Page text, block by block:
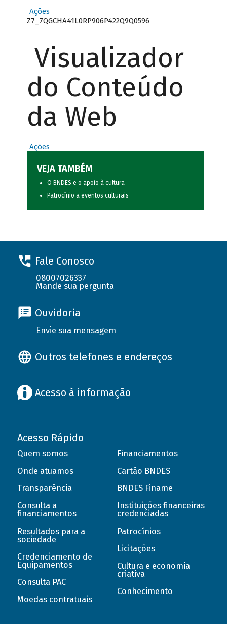
Ações
Z7_7QGCHA41L0RP906P422Q9Q0596
Visualizador
do Conteúdo
da Web
Ações
VEJA TAMBÉM
O BNDES e o apoio à cultura
Patrocínio a eventos culturais
Fale Conosco
08007026337
Mande sua pergunta
Ouvidoria
Envie sua mensagem
Outros telefones e endereços
Acesso à informação
Acesso Rápido
Quem somos
Onde atuamos
Transparência
Consulta a
financiamentos
Resultados para a
sociedade
Credenciamento de
Equipamentos
Consulta PAC
Moedas contratuais
Financiamentos
Cartão BNDES
BNDES Finame
Instituições financeiras
credenciadas
Patrocínios
Licitações
Cultura e economia
criativa
Conhecimento